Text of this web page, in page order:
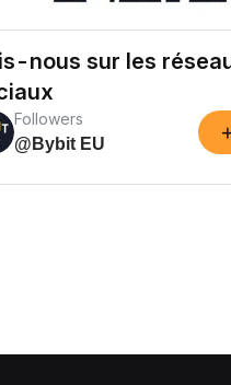
nous sur les
Followers
@Bybit EU